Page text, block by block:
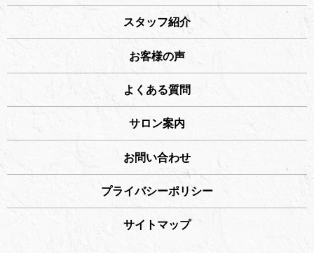
スタッフ紹介
お客様の声
よくある質問
サロン案内
お問い合わせ
プライバシーポリシー
サイトマップ